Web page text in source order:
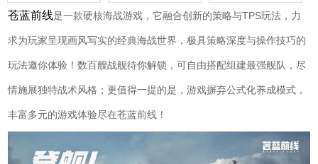
苍蓝前线是一款硬核海战游戏，它融合创新的策略与TPS玩法，力
求为玩家呈现画风写实的经典海战世界，极具策略深度与操作技巧的
玩法邀你体验！数百艘战舰待你解锁，可自由搭配组建最强舰队，尽
情施展独特战术风格；更值得一提的是，游戏摒弃公式化养成模式，
丰富多元的游戏体验尽在苍蓝前线！